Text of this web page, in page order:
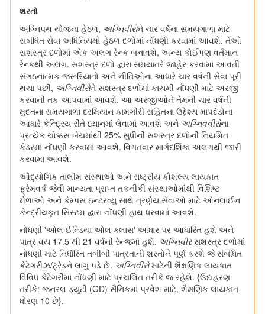
શરતો
અગ્નિપથ યોજના હેઠળ, અગ્નિવીરોને ચાર વર્ષના સમયગાળા માટે
સંબંધિત સેવા અધિનિયમો હેઠળ દળોમાં નોંધણી કરવામાં આવશે. તેઓ
સશસ્ત્ર દળોમાં એક અલગ રેન્ક બનાવશે, અન્ય કોઈપણ વર્તમાન
રેન્કથી અલગ. સશસ્ત્ર દળો દ્વારા સમયાંતરે જાહેર કરવામાં આવતી
સંગઠનાત્મક જરૂરિયાતો અને નીતિઓના આધારે ચાર વર્ષની સેવા પૂરી
થયા પછી, અગ્નિવીરોને સશસ્ત્ર દળોમાં કાયમી નોંધણી માટે અરજી
કરવાની તક આપવામાં આવશે. આ અરજીઓને તેમની ચાર વર્ષની
મુદતના સમયગાળા દરમિયાન કામગીરી સહિતના ઉદ્દેશ્ય માપદંડોના
આધારે કેન્દ્રિય રીતે ધ્યાનમાં લેવામાં આવશે અને અગ્નિવવીરોના
પ્રત્યેક ચોક્કસ બેચમાંથી 25% સુધીની સશસ્ત્ર દળોની નિયમિત
કેડરમાં નોંધણી કરવામાં આવશે. વિગતવાર માર્ગદર્શિકા અલગથી જારી
કરવામાં આવશે.
ઔદ્યોગિક તાલીમ સંસ્થાઓ અને રાષ્ટ્રીય કૌશલ્ય લાયકાત
ફ્રેમવર્ક જેવી માન્યતા પ્રાપ્ત તકનીકી સંસ્થાઓમાંથી વિશિષ્ટ
મેળાઓ અને કેમ્પસ ઇન્ટરવ્યુ સાથે ત્રણેય સેવાઓ માટે ઓનલાઈન
કેન્દ્રીયકૃત સિસ્ટમ દ્વારા નોંધણી હાથ ધરવામાં આવશે.
નોંધણી 'ઓલ ઈન્ડિયા ઓલ ક્લાસ' આધાર પર આધારિત હશે અને
પાત્ર વય 17.5 થી 21 વર્ષની રેન્જમાં હશે. અગ્નિવીરસશસ્ત્ર દળોમાં
નોંધણી માટે નિર્ધારિત તબીબી પાત્રતાની શરતોને પૂર્ણ કરશે જે સંબંધિત
કેટેગરીઝ/ટ્રેડને લાગુ પડે છે. અગ્નિવીરોમાટેની શૈક્ષણિક લાયકાત
વિવિધ કેટેગરીમાં નોંધણી માટે પ્રચલિત તરીકે જ રહેશે. {ઉદાહરણ
તરીકે: જનરલ ડ્યુટી (GD) સૈનિકમાં પ્રવેશ માટે, શૈક્ષણિક લાયકાત
ધોરણ 10 છે}.